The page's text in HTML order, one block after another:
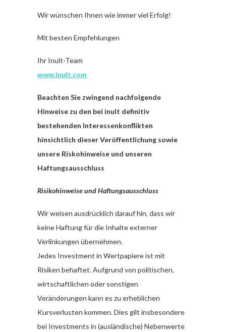
Wir wünschen Ihnen wie immer viel Erfolg!
Mit besten Empfehlungen
Ihr Inult-Team
www.inult.com
Beachten Sie zwingend nachfolgende
Hinweise zu den bei inult definitiv
bestehenden Interessenkonflikten
hinsichtlich dieser Veröffentlichung sowie
unsere Riskohinweise und unseren
Haftungsausschluss
Risikohinweise und Haftungsausschluss
Wir weisen ausdrücklich darauf hin, dass wir
keine Haftung für die Inhalte externer
Verlinkungen übernehmen.
Jedes Investment in Wertpapiere ist mit
Risiken behaftet. Aufgrund von politischen,
wirtschaftlichen oder sonstigen
Veränderungen kann es zu erheblichen
Kursverlusten kommen. Dies gilt insbesondere
bei Investments in (ausländische) Nebenwerte